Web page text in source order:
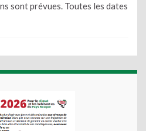
sont prévues. Toutes les dates